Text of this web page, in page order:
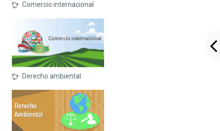
Comercio internacional
Derecho ambiental